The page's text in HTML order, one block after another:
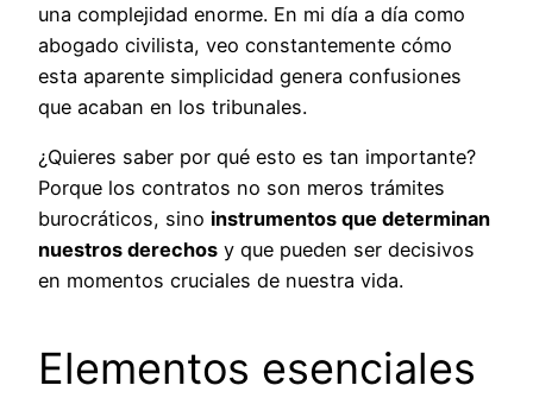
una complejidad enorme. En mi día a día como
abogado civilista, veo constantemente cómo
esta aparente simplicidad genera confusiones
que acaban en los tribunales.
¿Quieres saber por qué esto es tan importante?
Porque los contratos no son meros trámites
burocráticos, sino instrumentos que determinan
nuestros derechos y que pueden ser decisivos
en momentos cruciales de nuestra vida.
Elementos esenciales